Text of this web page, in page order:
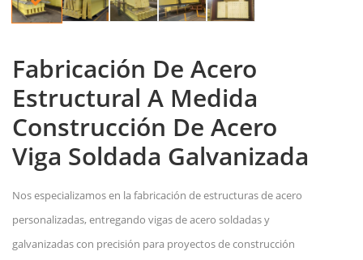
Fabricación De Acero
Estructural A Medida
Construcción De Acero
Viga Soldada Galvanizada
Nos especializamos en la fabricación de estructuras de acero
personalizadas, entregando vigas de acero soldadas y
galvanizadas con precisión para proyectos de construcción